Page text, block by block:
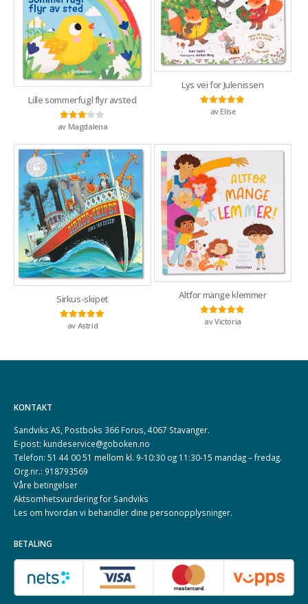
Lille sommerfugl flyr avsted
Vurdert3av 5
av Magdalena
Lys vei for Julenissen
Vurdert5
av Elise
Sirkus-skipet
Vurdert5
av Astrid
Altfor mange klemmer
Vurdert5av 5
av Victoria
KONTAKT
Sandviks AS, Postboks 366 Forus, 4067 Stavanger.
E-post: kundeservice@goboken.no
Telefon: 51 44 00 51 mellom kl. 9-10:30 og 11:30-15 mandag – fredag.
Org.nr.: 918793569
Våre betingelser
Aktsomhetsvurdering for Sandviks
Les om hvordan vi behandler dine personopplysninger.
BETALING